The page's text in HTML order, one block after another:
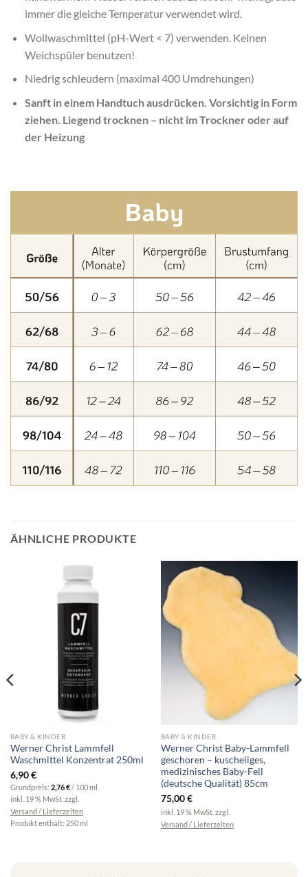
immer die gleiche Temperatur verwendet wird.
Wollwaschmittel (pH-Wert < 7) verwenden. Keinen
Weichspüler benutzen!
Niedrig schleudern (maximal 400 Umdrehungen)
Sanft in einem Handtuch ausdrücken. Vorsichtig in Form
ziehen. Liegend trocknen – nicht im Trockner oder auf
der Heizung
ÄHNLICHE PRODUKTE
BABY & KINDER
Werner Christ Lammfell
Waschmittel Konzentrat 250ml
6,90€
Grundpreis: 2,76€/ 100ml
inkl. 19 % MwSt. zzgl.
Versand / Lieferzeiten
Produkt enthält: 250ml
BABY & KINDER
Werner Christ Baby-Lammfell
geschoren – kuscheliges,
medizinisches Baby-Fell
(deutsche Qualität) 85cm
75,00€
inkl. 19 % MwSt. zzgl.
Versand / Lieferzeiten